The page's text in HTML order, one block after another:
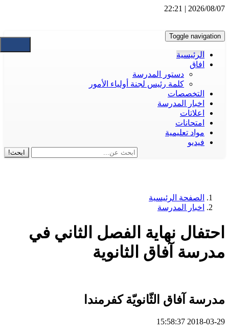
2026/08/07 | 22:21
Toggle navigation
الرئيسية
افاق
دستور المدرسة
كلمة رئيس لجنة أولياء الأمور
التخصصات
اخبار المدرسة
اعلاتات
امتحانات
مواد تعليمية
فيديو
ابحث!
الصفحة الرئيسية
اخبار المدرسة
احتفال نهاية الفصل الثاني في
مدرسة آفاق الثانوية
مدرسة آفاق الثّانويّة كفرمندا
2018-03-29 15:58:37